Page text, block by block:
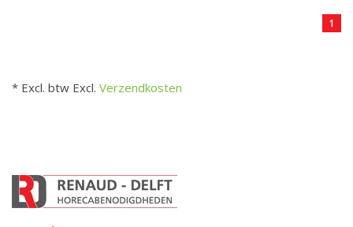
1
* Excl. btw Excl. Verzendkosten